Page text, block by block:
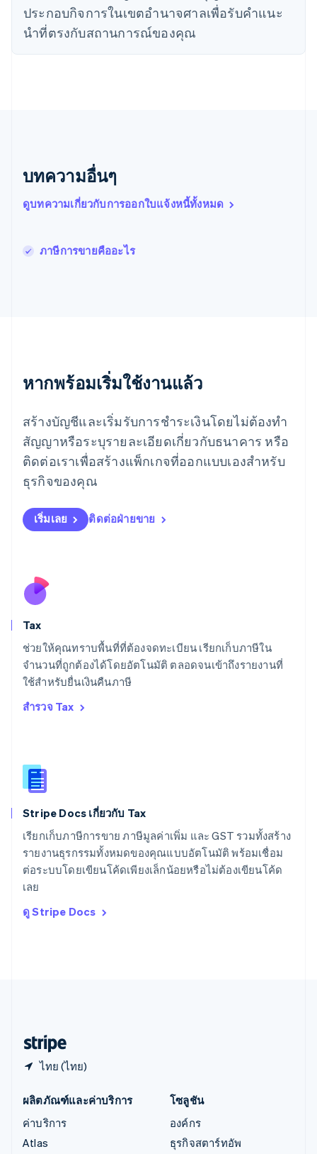
ประกอบกิจการในเขตอํานาจศาลเพื่อรับคําแนะ
นําที่ตรงกับสถานการณ์ของคุณ
บทความอื่นๆ
ดูบทความเกี่ยวกับการออกใบแจ้งหนี้ทั้งหมด
ภาษีการขายคืออะไร
หากพร้อมเริ่มใช้งานแล้ว
สร้างบัญชีและเริ่มรับการชำระเงินโดยไม่ต้องทำ
สัญญาหรือระบุรายละเอียดเกี่ยวกับธนาคาร หรือ
ติดต่อเราเพื่อสร้างแพ็กเกจที่ออกแบบเองสำหรับ
ธุรกิจของคุณ
เริ่มเลย ติดต่อฝ่ายขาย
Tax
ช่วยให้คุณทราบพื้นที่ที่ต้องจดทะเบียน เรียกเก็บภาษีใน
จำนวนที่ถูกต้องได้โดยอัตโนมัติ ตลอดจนเข้าถึงรายงานที่
ใช้สำหรับยื่นเงินคืนภาษี
สำรวจ Tax
Stripe Docs เกี่ยวกับ Tax
เรียกเก็บภาษีการขาย ภาษีมูลค่าเพิ่ม และ GST รวมทั้งสร้าง
รายงานธุรกรรมทั้งหมดของคุณแบบอัตโนมัติ พร้อมเชื่อม
ต่อระบบโดยเขียนโค้ดเพียงเล็กน้อยหรือไม่ต้องเขียนโค้ด
เลย
ดู Stripe Docs
ไทย (ไทย)
นิวซีแลนด์
English
เนเธอร์แลนด์
English
โปแลนด์
ฝรั่งเศส
EnglishSvenska
เยอรมนี
โรมาเนีย
English
ลักเซมเบิร์ก
FrançaisDeutschEnglish
ลัตเวีย
English
Deutsch English
ลิทัวเนีย
สโลวาเกีย
English
สวิตเซอร์แลนด์
Deutsch FrançaisItaliano English
สวีเดน
SvenskaEnglish
สหรัฐอเมริกา
EnglishEspañol
English
สาธารณรัฐเช็ก
สิงคโปร์
English简体中文
ออสเตรเลีย
English
ออสเตรีย
ItalianoEnglish
ผลิตภัณฑ์และค่าบริการ
ค่าบริการ
Atlas
โซลูชัน
องค์กร
ธุรกิจสตาร์ทอัพ